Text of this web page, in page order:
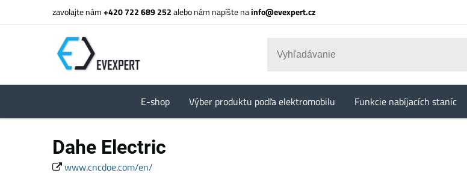
zavolajte nám+420 722 689 252alebo nám napíšte nainfo@evexpert.cz
E-shop Výber produktu podľa elektromobilu Funkcie nabíjacích staníc
Dahe Electric
www.cncdoe.com/en/